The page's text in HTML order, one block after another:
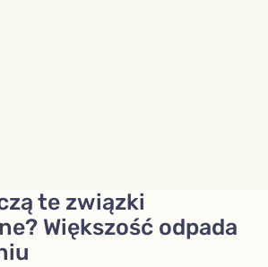
te związki
Większość odpada